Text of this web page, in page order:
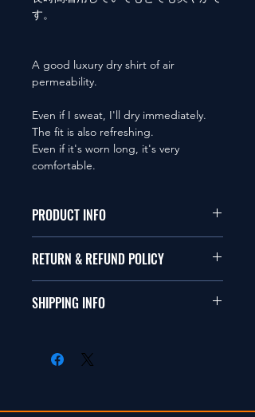
す。
A good luxury dry shirt of air
permeability.
Even if I sweat, I'll dry immediately.
The fit is also refreshing.
Even if it's worn long, it's very
comfortable.
PRODUCT INFO
本品はテツジンオリジナルデザイ
This items are the rut gin original
RETURN & REFUND POLICY
商品に明らかな欠陥がないかぎり
isn't accepted in goods.
SHIPPING INFO
します。海外への出荷は入金確認
The occasion with the stock is